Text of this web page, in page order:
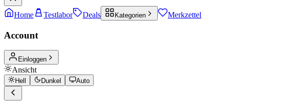
Home Testlabor Deals Kategorien Merkzettel
Account
Einloggen
Ansicht
Hell Dunkel Auto